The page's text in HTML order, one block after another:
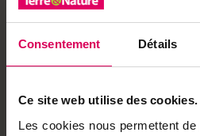
Consentement Détails
Ce site web utilise des cookies.
Les cookies nous permettent
«qu’en collaboration avec